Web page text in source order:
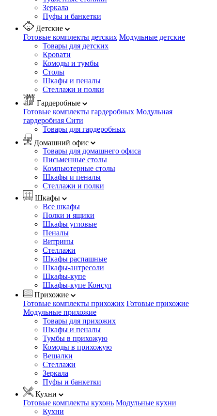
Зеркала
Пуфы и банкетки
Детские
Готовые комплекты детских Модульные детские
Товары для детских
Кровати
Комоды и тумбы
Столы
Шкафы и пеналы
Стеллажи и полки
Гардеробные
Готовые комплекты гардеробных Модульная
гардеробная Сити
Товары для гардеробных
Домашний офис
Товары для домашнего офиса
Письменные столы
Компьютерные столы
Шкафы и пеналы
Стеллажи и полки
Шкафы
Все шкафы
Полки и ящики
Шкафы угловые
Пеналы
Витрины
Стеллажи
Шкафы распашные
Шкафы-антресоли
Шкафы-купе
Шкафы-купе Консул
Прихожие
Готовые комплекты прихожих Готовые прихожие
Модульные прихожие
Товары для прихожих
Шкафы и пеналы
Тумбы в прихожую
Комоды в прихожую
Вешалки
Стеллажи
Зеркала
Пуфы и банкетки
Кухни
Готовые комплекты кухонь Модульные кухни
Кухни